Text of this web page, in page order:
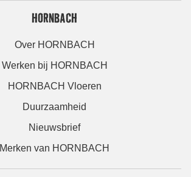
HORNBACH
Over HORNBACH
Werken bij HORNBACH
HORNBACH Vloeren
Duurzaamheid
Nieuwsbrief
Merken van HORNBACH